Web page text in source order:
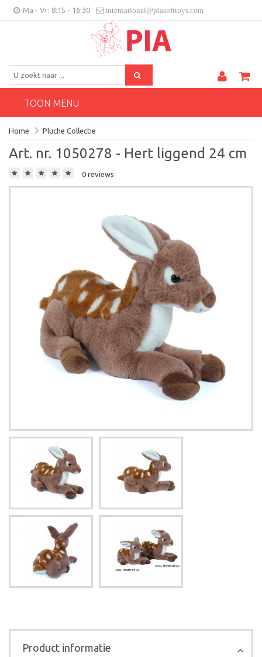
Ma - Vr: 8:15 - 16:30 international@piasofttoys.com
Klantenfeedback
BE/NL
TOON MENU
Home Pluche Collectie
Art. nr. 1050278 - Hert liggend 24 cm
0 reviews
Product informatie